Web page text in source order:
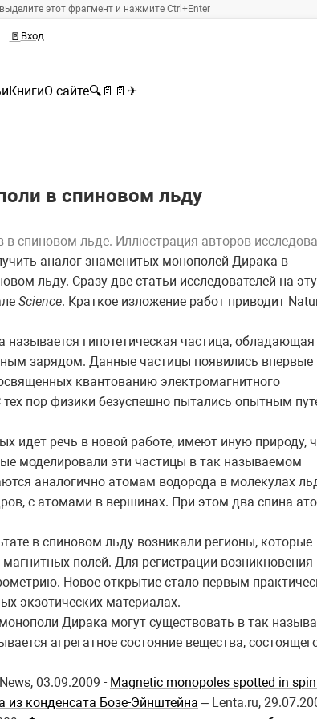
этот фрагмент и нажмите Ctrl+Enter
🚪 Вход
КнигиО сайте🔍 📄 📄 ✈
в спиновом льду
в спиновом льде. Иллюстрация авторов
аналог знаменитых монополей Дирака в
льду. Сразу две статьи исследователей на
Science. Краткое изложение работ приводит
гипотетическая частица, обладающая
зарядом. Данные частицы появились впервые
квантованию электромагнитного
тех пор физики безуспешно пытались опытным
идет речь в новой работе, имеют иную природу,
моделировали эти частицы в так называемом
аналогично атомам водорода в молекулах
с атомами в вершинах. При этом два спина
в спиновом льду возникали регионы, которые
полей. Для регистрации возникновения
Новое открытие стало первым
экзотических материалах.
Дирака могут существовать в так
агрегатное состояние вещества,
03.09.2009 - Magnetic monopoles spotted in
конденсата Бозе-Эйнштейна – Lenta.ru,